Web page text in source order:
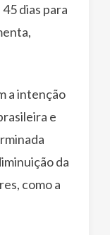
dias para
a intenção
e
da
como a